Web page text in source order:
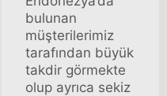
bulunan
müşterilerimiz
tarafından büyük
takdir görmekte
olup ayrıca sekiz